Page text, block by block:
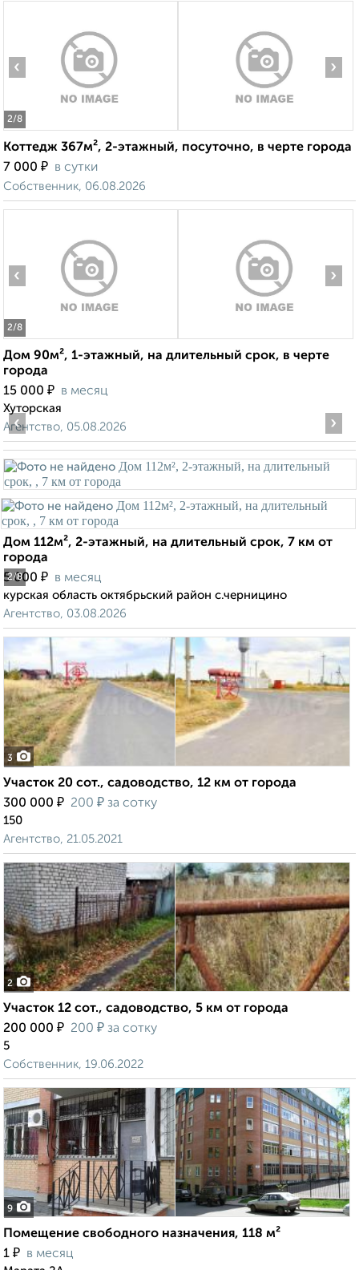
2/8
‹ ›
Коттедж 367м², 2-этажный, посуточно, в черте города
7 000 ₽ в сутки
Собственник, 06.08.2026
2/8
‹ ›
Дом 90м², 1-этажный, на длительный срок, в черте
города
15 000 ₽ в месяц
Хуторская
Агентство, 05.08.2026
2/8
‹ ›
Дом 112м², 2-этажный, на длительный срок, 7 км от
города
5 000 ₽ в месяц
курская область октябрьский район с.черницино
Агентство, 03.08.2026
3
Участок 20 сот., садоводство, 12 км от города
300 000 ₽ 200 ₽ за сотку
150
Агентство, 21.05.2021
2
Участок 12 сот., садоводство, 5 км от города
200 000 ₽ 200 ₽ за сотку
5
Собственник, 19.06.2022
9
Помещение свободного назначения, 118 м²
1 ₽ в месяц